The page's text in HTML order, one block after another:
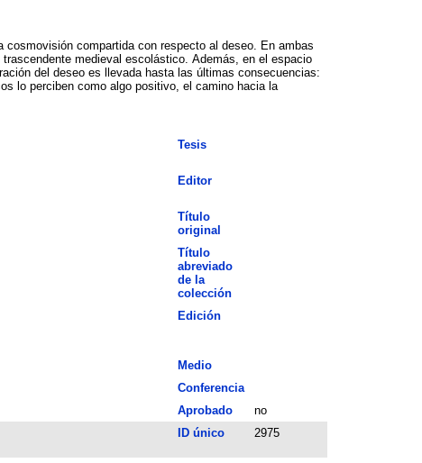
compartida con respecto al deseo. En ambas
medieval escolástico. Además, en el espacio
del deseo es llevada hasta las últimas consecuencias:
lo perciben como algo positivo, el camino hacia la
Tesis
Editor
Título
original
Título
abreviado
de la
colección
Edición
Medio
Conferencia
Aprobado
no
ID único 2975